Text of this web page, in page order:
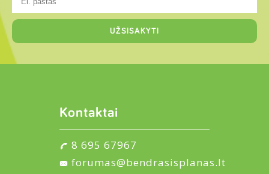
Kontaktai
8 695 67967
forumas@bendrasisplanas.lt